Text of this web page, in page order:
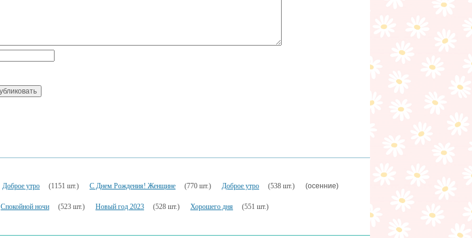
Доброе утро (1151 шт.) С Днем Рождения! Женщине (770 шт.) Доброе утро (538 шт.) (осенние)
Спокойной ночи (523 шт.) Новый год 2023 (528 шт.) Хорошего дня (551 шт.)